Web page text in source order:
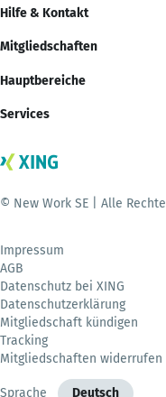
Hilfe & Kontakt
Mitgliedschaften
Hauptbereiche
Services
© New Work SE | Alle
Impressum
AGB
Datenschutz bei XING
Datenschutzerklärung
Mitgliedschaft kündigen
Tracking
Mitgliedschaften widerrufen
Sprache Deutsch